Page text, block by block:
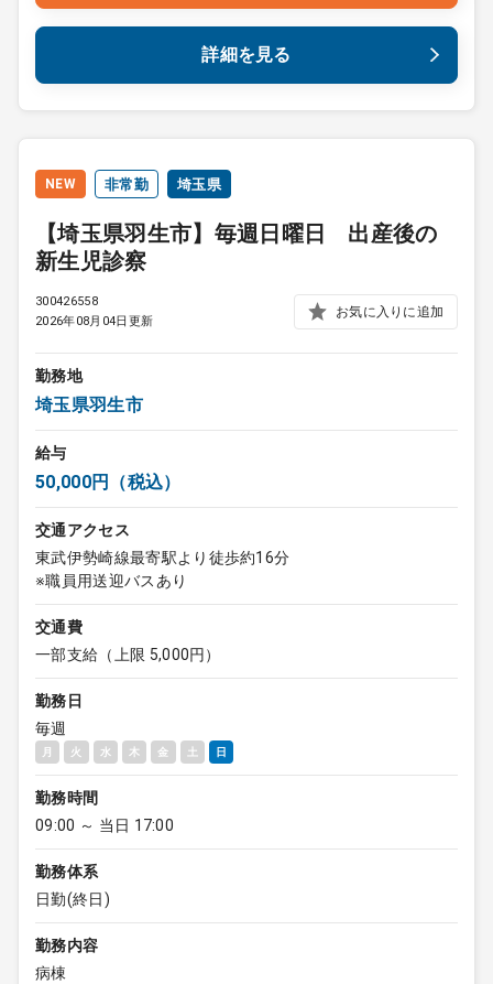
詳細を見る
NEW 非常勤 埼玉県
【埼玉県羽生市】毎週日曜日 出産後の
新生児診察
300426558
2026年08月04日更新
お気に入りに追加
勤務地
埼玉県羽生市
給与
50,000円（税込）
交通アクセス
東武伊勢崎線最寄駅より徒歩約16分
※職員用送迎バスあり
交通費
一部支給（上限 5,000円）
勤務日
毎週
月 火 水 木 金 土 日
勤務時間
09:00 ～ 当日 17:00
勤務体系
日勤(終日)
勤務内容
病棟